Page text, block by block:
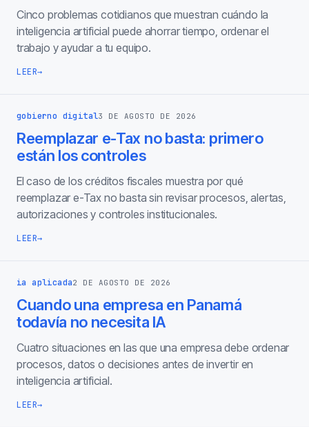
Cinco problemas cotidianos que muestran cuándo la
inteligencia artificial puede ahorrar tiempo, ordenar el
trabajo y ayudar a tu equipo.
LEER→
gobierno digital3 DE AGOSTO DE 2026
Reemplazar e-Tax no basta: primero
están los controles
El caso de los créditos fiscales muestra por qué
reemplazar e-Tax no basta sin revisar procesos, alertas,
autorizaciones y controles institucionales.
LEER→
ia aplicada2 DE AGOSTO DE 2026
Cuando una empresa en Panamá
todavía no necesita IA
Cuatro situaciones en las que una empresa debe ordenar
procesos, datos o decisiones antes de invertir en
inteligencia artificial.
LEER→